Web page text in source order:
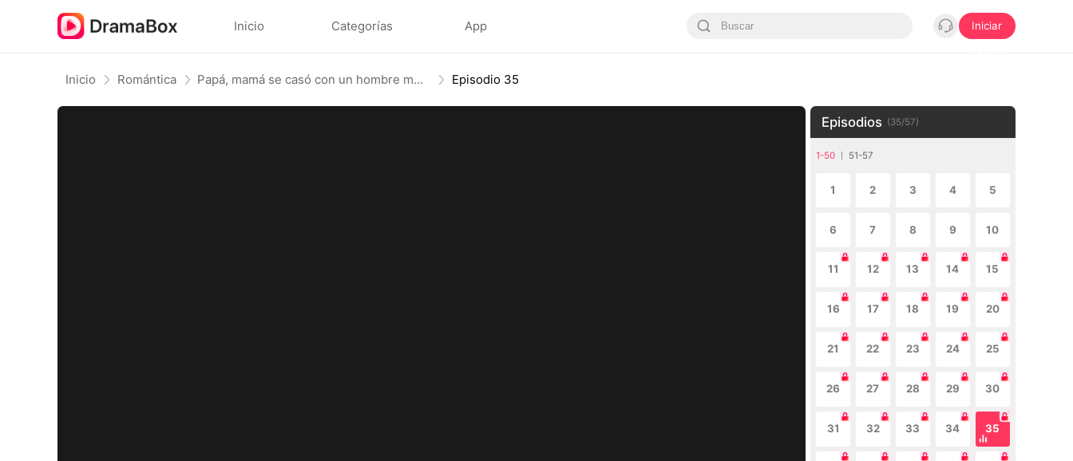
Inicio Categorías App Iniciar
Inicio Romántica Papá, mamá se casó con un hombre mejor (Doblado) Episodio 35
Episodios (35/57)
1-50 51-57
1 2 3 4 5
6 7 8 9 10
11 12 13 14 15
16 17 18 19 20
21 22 23 24 25
26 27 28 29 30
31 32 33 34 35